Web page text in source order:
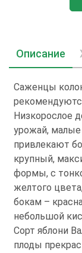
Описание
Саженцы
Низкорослое
урожай, малые
привлекают
крупный,
формы, с
желтого
бокам –
небольшой
Сорт яблони
плоды